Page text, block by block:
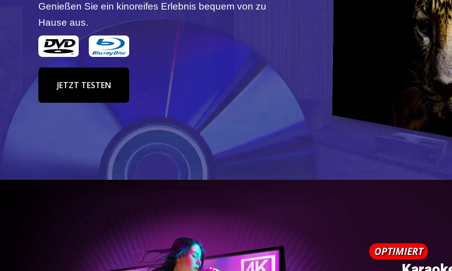
Genießen Sie ein kinoreifes Erlebnis bequem von zu
Hause aus.
JETZT TESTEN
OPTIMIERT